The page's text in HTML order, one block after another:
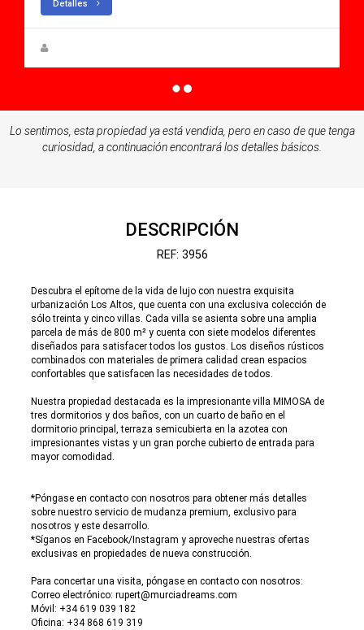
Detalles
Lo sentimos, esta propiedad ya está vendida, pero en caso de que tenga
curiosidad, a continuación encontrará los detalles básicos.
DESCRIPCIÓN
REF: 3956
Descubra el epítome de la vida de lujo con nuestra exquisita
urbanización Los Altos, que cuenta con una exclusiva colección de
sólo treinta y cinco villas. Cada villa se asienta sobre una amplia
parcela de más de 800 m² y cuenta con siete modelos diferentes
diseñados para satisfacer todos los gustos. Los diseños rústicos
combinados con materiales de primera calidad crean espacios
confortables que satisfacen las necesidades de todos.
Nuestra propiedad destacada es la impresionante villa MIMOSA de
tres dormitorios y dos baños, con un cuarto de baño en el
dormitorio principal, terraza semicubierta en la azotea con
impresionantes vistas y un gran porche cubierto de entrada para
mayor comodidad.
*Póngase en contacto con nosotros para obtener más detalles
sobre nuestro servicio de mudanza premium, exclusivo para
nosotros y este desarrollo.
*Síganos en Facebook/Instagram y aproveche nuestras ofertas
exclusivas en propiedades de nueva construcción.
Para concertar una visita, póngase en contacto con nosotros:
Correo electrónico: rupert@murciadreams.com
Móvil: +34 619 039 182
Oficina: +34 868 619 319